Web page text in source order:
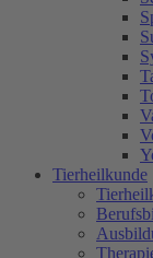
Tierheilkunde